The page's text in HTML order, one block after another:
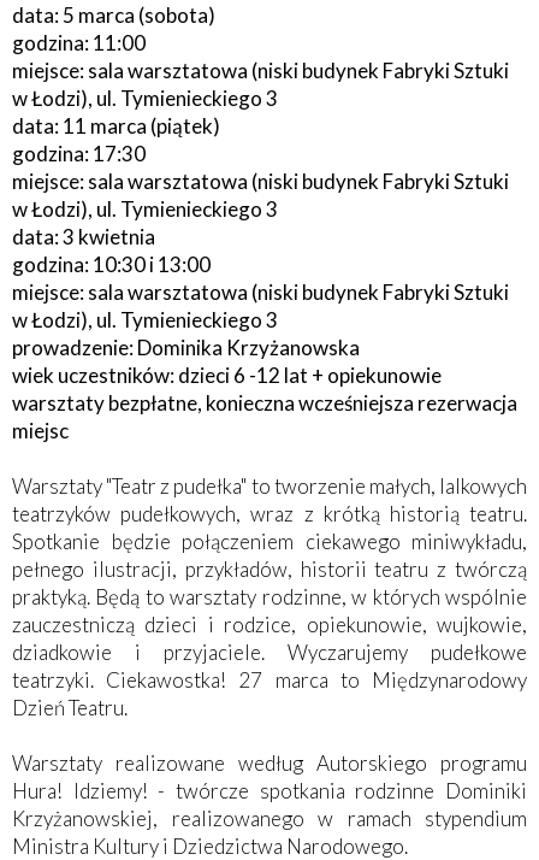
data: 5 marca (sobota)
godzina: 11:00
miejsce: sala warsztatowa (niski budynek Fabryki Sztuki
w Łodzi), ul. Tymienieckiego 3
data: 11 marca (piątek)
godzina: 17:30
miejsce: sala warsztatowa (niski budynek Fabryki Sztuki
w Łodzi), ul. Tymienieckiego 3
data: 3 kwietnia
godzina: 10:30 i 13:00
miejsce: sala warsztatowa (niski budynek Fabryki Sztuki
w Łodzi), ul. Tymienieckiego 3
prowadzenie: Dominika Krzyżanowska
wiek uczestników: dzieci 6 -12 lat + opiekunowie
warsztaty bezpłatne, konieczna wcześniejsza rezerwacja
miejsc
Warsztaty "Teatr z pudełka" to tworzenie małych, lalkowych
teatrzyków pudełkowych, wraz z krótką historią teatru.
Spotkanie będzie połączeniem ciekawego miniwykładu,
pełnego ilustracji, przykładów, historii teatru z twórczą
praktyką. Będą to warsztaty rodzinne, w których wspólnie
zauczestniczą dzieci i rodzice, opiekunowie, wujkowie,
dziadkowie i przyjaciele. Wyczarujemy pudełkowe
teatrzyki. Ciekawostka! 27 marca to Międzynarodowy
Dzień Teatru.
Warsztaty realizowane według Autorskiego programu
Hura! Idziemy! - twórcze spotkania rodzinne Dominiki
Krzyżanowskiej, realizowanego w ramach stypendium
Ministra Kultury i Dziedzictwa Narodowego.